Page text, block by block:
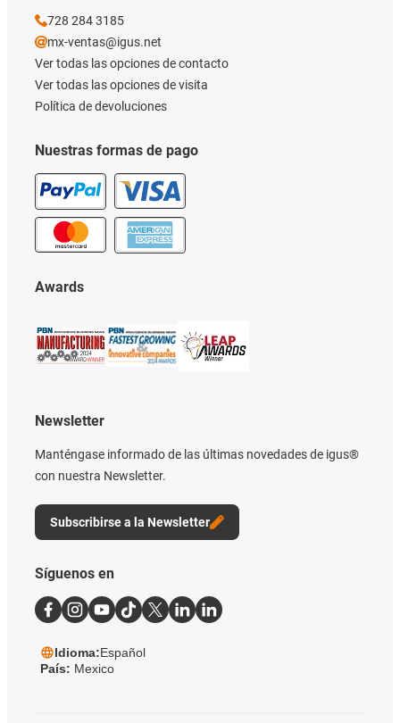
Nuestras formas de pago
Awards
Newsletter
Manténgase informado de las últimas novedades de igus®
con nuestra Newsletter.
Subscribirse a la Newsletter
728 284 3185
mx-ventas@igus.net
Ver todas las opciones de contacto
Ver todas las opciones de visita
Política de devoluciones
Síguenos en
Idioma:Español
País: Mexico